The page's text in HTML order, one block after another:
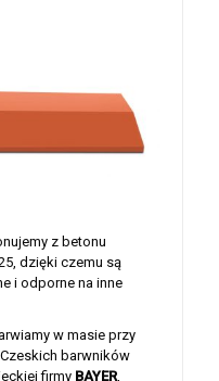
z betonu
dzięki czemu są
i odporne na inne
w masie przy
barwników
firmy BAYER